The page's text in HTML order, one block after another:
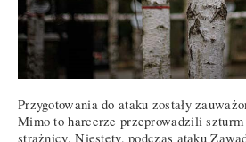
Przygotowania do ataku zostały
Mimo to harcerze przeprowadzili
strażnicy. Niestety, podczas ataku